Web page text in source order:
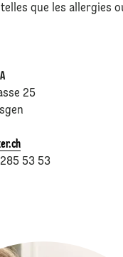
que les allergies
25
53 53